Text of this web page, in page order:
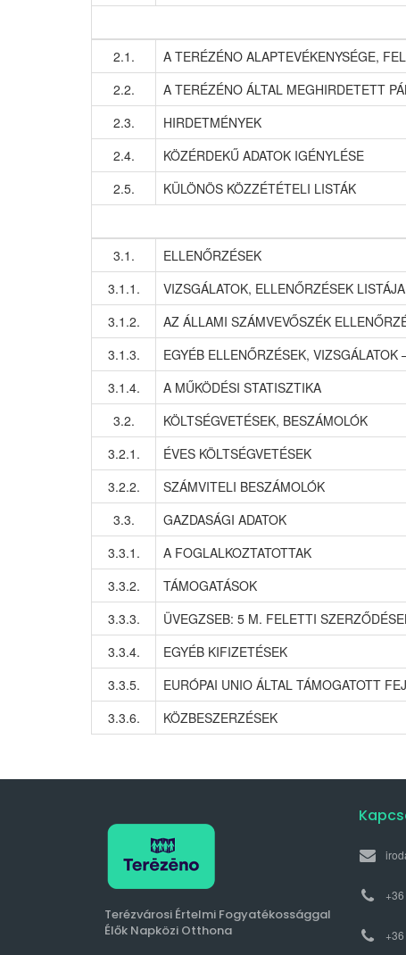
2.1.
A TERÉZÉNO ALAPTEVÉKENYSÉGE,
2.2.
A TERÉZÉNO ÁLTAL MEGHIRDETETT
2.3.
HIRDETMÉNYEK
2.4.
KÖZÉRDEKŰ ADATOK IGÉNYLÉSE
2.5.
KÜLÖNÖS KÖZZÉTÉTELI LISTÁK
3.1.
ELLENŐRZÉSEK
3.1.1.
VIZSGÁLATOK, ELLENŐRZÉSEK LISTÁJA
3.1.2.
AZ ÁLLAMI SZÁMVEVŐSZÉK
3.1.3.
EGYÉB ELLENŐRZÉSEK,
3.1.4.
A MŰKÖDÉSI STATISZTIKA
3.2.
KÖLTSÉGVETÉSEK, BESZÁMOLÓK
3.2.1.
ÉVES KÖLTSÉGVETÉSEK
3.2.2.
SZÁMVITELI BESZÁMOLÓK
3.3.
GAZDASÁGI ADATOK
3.3.1.
A FOGLALKOZTATOTTAK
3.3.2.
TÁMOGATÁSOK
3.3.3.
ÜVEGZSEB: 5 M. FELETTI
3.3.4.
EGYÉB KIFIZETÉSEK
3.3.5.
EURÓPAI UNIO ÁLTAL TÁMOGATOTT
3.3.6.
KÖZBESZERZÉSEK
Terézvárosi Értelmi Fogyatékossággal
Élők Napközi Otthona